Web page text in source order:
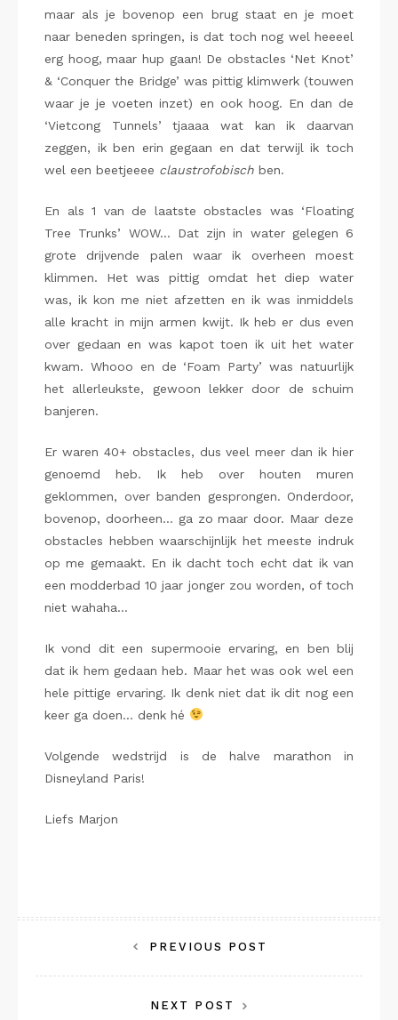
maar als je bovenop een brug staat en je moet
naar beneden springen, is dat toch nog wel heeeel
erg hoog, maar hup gaan! De obstacles ‘Net Knot’
& ‘Conquer the Bridge’ was pittig klimwerk (touwen
waar je je voeten inzet) en ook hoog. En dan de
‘Vietcong Tunnels’ tjaaaa wat kan ik daarvan
zeggen, ik ben erin gegaan en dat terwijl ik toch
wel een beetjeeee claustrofobisch ben.
En als 1 van de laatste obstacles was ‘Floating
Tree Trunks’ WOW… Dat zijn in water gelegen 6
grote drijvende palen waar ik overheen moest
klimmen. Het was pittig omdat het diep water
was, ik kon me niet afzetten en ik was inmiddels
alle kracht in mijn armen kwijt. Ik heb er dus even
over gedaan en was kapot toen ik uit het water
kwam. Whooo en de ‘Foam Party’ was natuurlijk
het allerleukste, gewoon lekker door de schuim
banjeren.
Er waren 40+ obstacles, dus veel meer dan ik hier
genoemd heb. Ik heb over houten muren
geklommen, over banden gesprongen. Onderdoor,
bovenop, doorheen… ga zo maar door. Maar deze
obstacles hebben waarschijnlijk het meeste indruk
op me gemaakt. En ik dacht toch echt dat ik van
een modderbad 10 jaar jonger zou worden, of toch
niet wahaha…
Ik vond dit een supermooie ervaring, en ben blij
dat ik hem gedaan heb. Maar het was ook wel een
hele pittige ervaring. Ik denk niet dat ik dit nog een
keer ga doen… denk hé
Volgende wedstrijd is de halve marathon in
Disneyland Paris!
Liefs Marjon
navigatie
PREVIOUS POST
NEXT POST